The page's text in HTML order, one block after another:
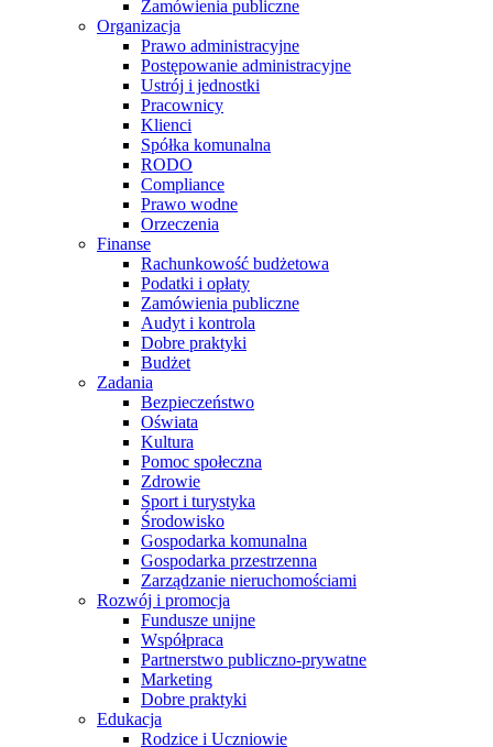
Zamówienia publiczne
Organizacja
Prawo administracyjne
Postępowanie administracyjne
Ustrój i jednostki
Pracownicy
Klienci
Spółka komunalna
RODO
Compliance
Prawo wodne
Orzeczenia
Finanse
Rachunkowość budżetowa
Podatki i opłaty
Zamówienia publiczne
Audyt i kontrola
Dobre praktyki
Budżet
Zadania
Bezpieczeństwo
Oświata
Kultura
Pomoc społeczna
Zdrowie
Sport i turystyka
Środowisko
Gospodarka komunalna
Gospodarka przestrzenna
Zarządzanie nieruchomościami
Rozwój i promocja
Fundusze unijne
Współpraca
Partnerstwo publiczno-prywatne
Marketing
Dobre praktyki
Edukacja
Rodzice i Uczniowie